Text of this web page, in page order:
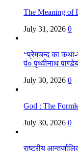
The Meaning of
July 31, 2026 0
“प्रेमचन्द का
पं० पृथ्वीनाथ
July 30, 2026 0
God : The
July 30, 2026 0
राष्ट्रीय